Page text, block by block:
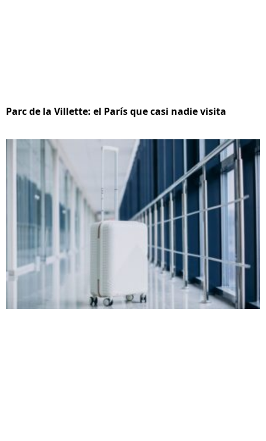
Parc de la Villette: el París que casi nadie visita